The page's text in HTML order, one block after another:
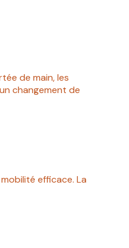
de main, les
changement de
efficace. La